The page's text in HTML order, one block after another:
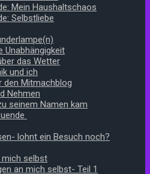
Mein Haushaltschaos
Selbstliebe
Unabhängigkeit
das Wetter
und ich
den Mitmachblog
Nehmen
seinem Namen kam
lohnt ein Besuch noch?
mich selbst
an mich selbst- Teil 1